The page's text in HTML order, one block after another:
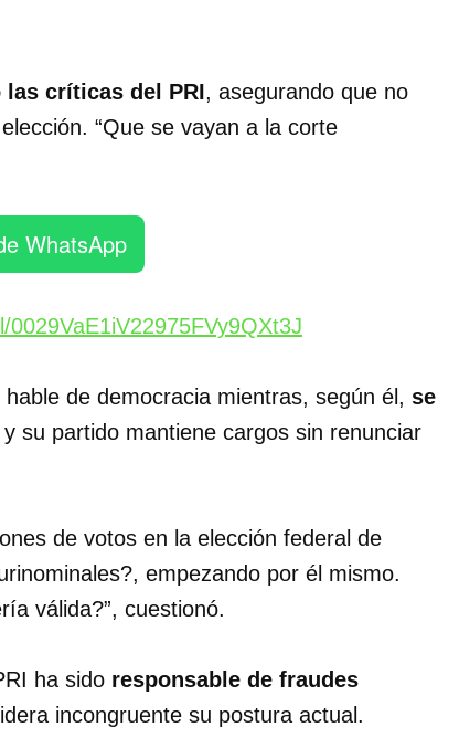
las críticas del PRI, asegurando que no
“Que se vayan a la corte
WhatsApp
de democracia mientras, según él, se
y su partido mantiene cargos sin renunciar
de votos en la elección federal de
empezando por él mismo.
válida?”, cuestionó.
ha sido responsable de fraudes
incongruente su postura actual.